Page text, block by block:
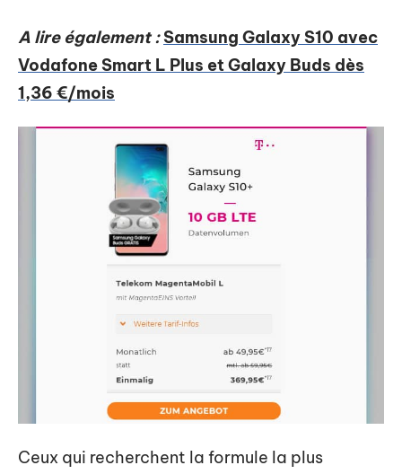
A lire également : Samsung Galaxy S10 avec
Vodafone Smart L Plus et Galaxy Buds dès
1,36 €/mois
Ceux qui recherchent la formule la plus